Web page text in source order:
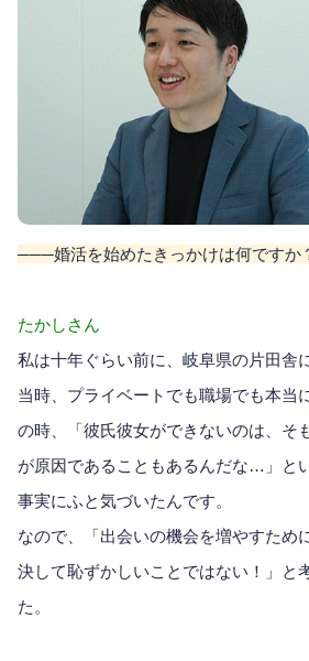
───婚活を始めたきっかけは何ですか
たかしさん
私は十年ぐらい前に、岐阜県の片田舎
当時、プライベートでも職場でも本当
の時、「彼氏彼女ができないのは、そ
が原因であることもあるんだな…」と
事実にふと気づいたんです。
なので、「出会いの機会を増やすため
決して恥ずかしいことではない！」と
た。